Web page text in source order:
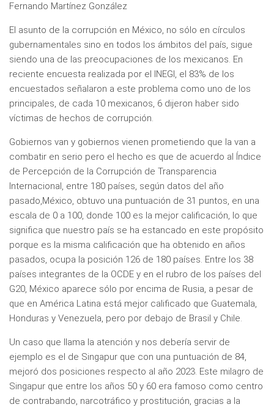
Fernando Martínez González
El asunto de la corrupción en México, no sólo en círculos
gubernamentales sino en todos los ámbitos del país, sigue
siendo una de las preocupaciones de los mexicanos. En
reciente encuesta realizada por el INEGI, el 83% de los
encuestados señalaron a este problema como uno de los
principales, de cada 10 mexicanos, 6 dijeron haber sido
víctimas de hechos de corrupción.
Gobiernos van y gobiernos vienen prometiendo que la van a
combatir en serio pero el hecho es que de acuerdo al Índice
de Percepción de la Corrupción de Transparencia
Internacional, entre 180 países, según datos del año
pasado,México, obtuvo una puntuación de 31 puntos, en una
escala de 0 a 100, donde 100 es la mejor calificación, lo que
significa que nuestro país se ha estancado en este propósito
porque es la misma calificación que ha obtenido en años
pasados, ocupa la posición 126 de 180 países. Entre los 38
países integrantes de la OCDE y en el rubro de los países del
G20, México aparece sólo por encima de Rusia, a pesar de
que en América Latina está mejor calificado que Guatemala,
Honduras y Venezuela, pero por debajo de Brasil y Chile.
Un caso que llama la atención y nos debería servir de
ejemplo es el de Singapur que con una puntuación de 84,
mejoró dos posiciones respecto al año 2023. Este milagro de
Singapur que entre los años 50 y 60 era famoso como centro
de contrabando, narcotráfico y prostitución, gracias a la